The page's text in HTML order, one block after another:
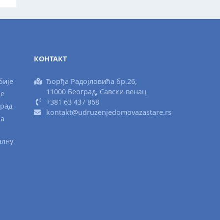
КОНТАКТ
Ђорђа Радојловића бр.26,
11000 Београд, Савски венац
+381 63 437 868
kontakt@udruzenjedomovazastare.rs